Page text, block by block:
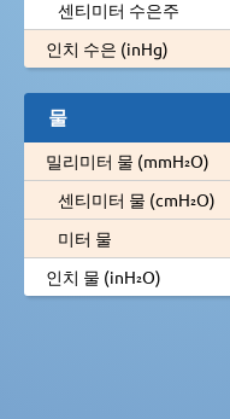
센티미터 수은주
인치 수은 (inHg)
물
밀리미터 물 (mmH₂O)
센티미터 물 (cmH₂O)
미터 물
인치 물 (inH₂O)